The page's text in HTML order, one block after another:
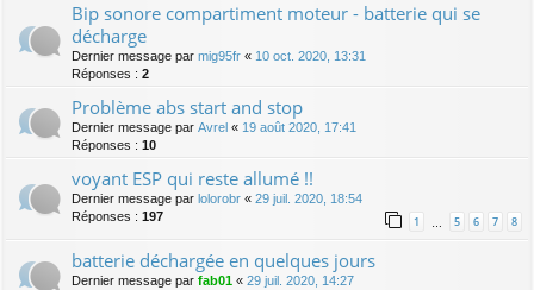
Bip sonore compartiment moteur - batterie qui se
décharge
Dernier message par mig95fr « 10 oct. 2020, 13:31
Réponses : 2
Problème abs start and stop
Dernier message par Avrel « 19 août 2020, 17:41
Réponses : 10
voyant ESP qui reste allumé !!
Dernier message par lolorobr « 29 juil. 2020, 18:54
Réponses : 197 1 … 5 6 7 8
batterie déchargée en quelques jours
Dernier message par fab01 « 29 juil. 2020, 14:27